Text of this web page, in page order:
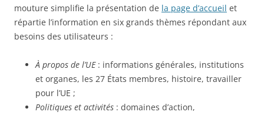
mouture simplifie la présentation de la page d’accueil et
répartie l’information en six grands thèmes répondant aux
besoins des utilisateurs :
À propos de l’UE: informations générales, institutions
et organes, les 27 États membres, histoire, travailler
pour l’UE ;
Politiques et activités : domaines d’action,